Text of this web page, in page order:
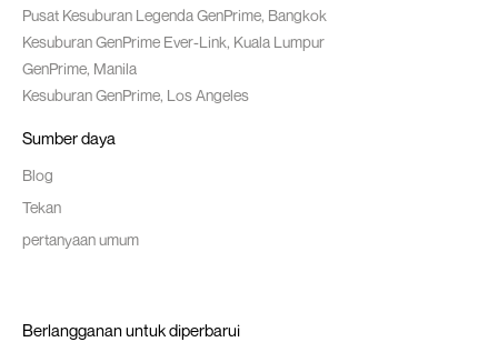
Pusat Kesuburan Legenda GenPrime, Bangkok
Kesuburan GenPrime Ever-Link, Kuala Lumpur
GenPrime, Manila
Kesuburan GenPrime, Los Angeles
Sumber daya
Blog
Tekan
pertanyaan umum
Berlangganan untuk diperbarui